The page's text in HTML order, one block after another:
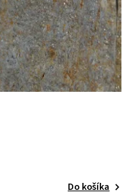
Do košíka